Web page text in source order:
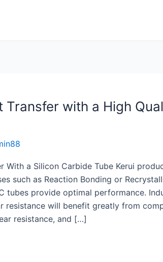
Transfer with a High
With a Silicon Carbide Tube Kerui
such as Reaction Bonding or
tubes provide optimal performance.
resistance will benefit greatly from
resistance, and […]